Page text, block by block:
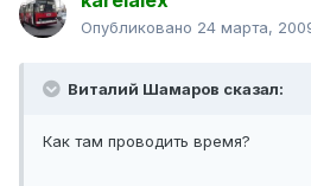
Опубликовано 24 марта,
Виталий Шамаров сказал:
Как там проводить время?